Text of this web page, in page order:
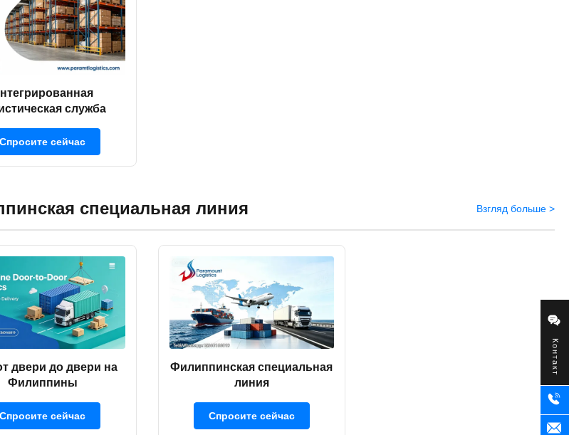
Контакт
служба
Спросите сейчас
специальная линия Взгляд больше >
двери до двери на
Филиппины
Спросите сейчас
Филиппинская специальная
линия
Спросите сейчас